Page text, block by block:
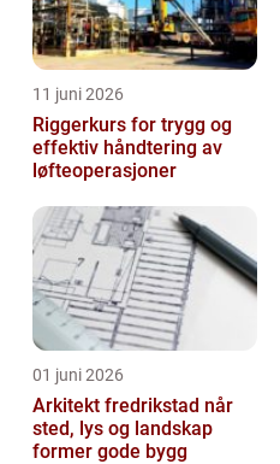
11 juni 2026
Riggerkurs for trygg og
effektiv håndtering av
løfteoperasjoner
01 juni 2026
Arkitekt fredrikstad når
sted, lys og landskap
former gode bygg